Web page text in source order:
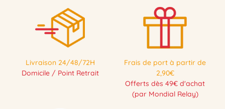
Livraison 24/48/72H
Domicile / Point Retrait
Frais de port à partir de
2,90€
Offerts dès 49€ d'achat
(par Mondial Relay)